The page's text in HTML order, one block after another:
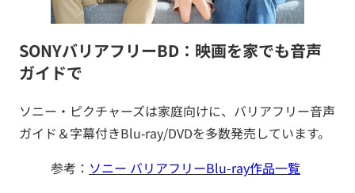
SONYバリアフリーBD：映画を家でも音声
ガイドで
ソニー・ピクチャーズは家庭向けに、バリアフリー音声
ガイド＆字幕付きBlu‑ray/DVDを多数発売しています。
参考： ソニー バリアフリーBlu-ray作品一覧